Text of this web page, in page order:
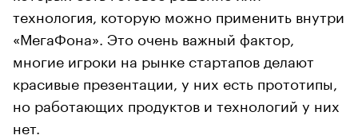
технология, которую можно применить внутри
«МегаФона». Это очень важный фактор,
многие игроки на рынке стартапов делают
красивые презентации, у них есть прототипы,
но работающих продуктов и технологий у них
нет.